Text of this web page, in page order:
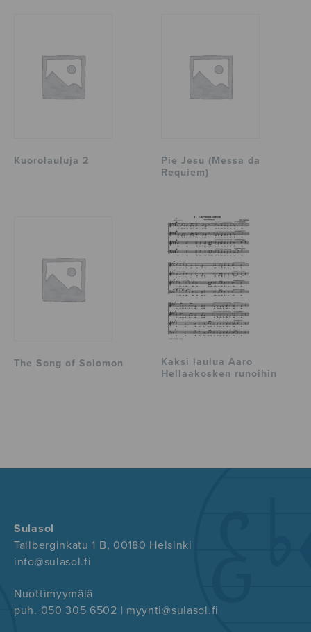
Kuorolauluja 2
Pie Jesu (Messa da
Requiem)
The Song of Solomon
Kaksi laulua Aaro
Hellaakosken runoihin
Sulasol
Tallberginkatu 1 B, 00180 Helsinki
info@sulasol.fi
Nuottimyymälä
puh. 050 305 6502 | myynti@sulasol.fi